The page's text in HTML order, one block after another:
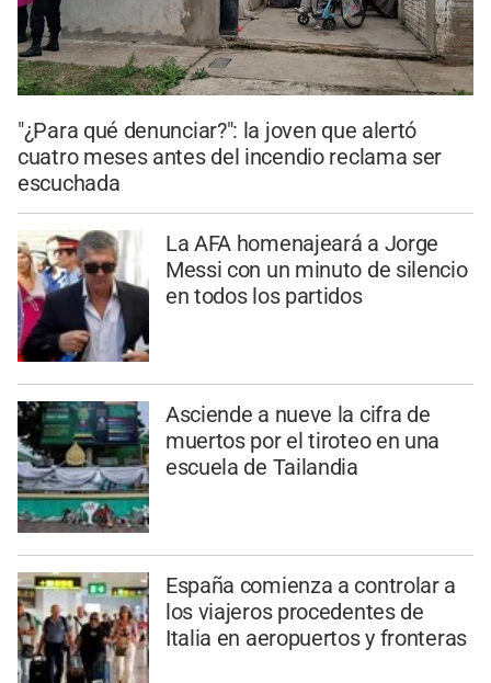
"¿Para qué denunciar?": la joven que alertó
cuatro meses antes del incendio reclama ser
escuchada
La AFA homenajeará a Jorge
Messi con un minuto de silencio
en todos los partidos
Asciende a nueve la cifra de
muertos por el tiroteo en una
escuela de Tailandia
España comienza a controlar a
los viajeros procedentes de
Italia en aeropuertos y fronteras